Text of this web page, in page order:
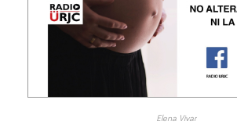
Elena Vivar